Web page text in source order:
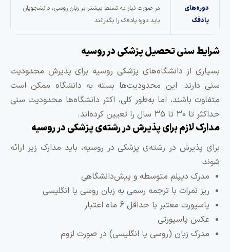
دوره‌های
پادفک
در صورت نیاز به تسلط بیشتر بر زبان روسی، دانشجویان
باید دوره پادفک را بگذرانند
سنی تحصیل پزشکی در روسیه
از دانشگاه‌های پزشکی روسیه برای پذیرش محدودیت
دارند. این محدودیت‌ها بسته به دانشگاه ممکن است
باشند، اما به‌طور کلی، اکثر دانشگاه‌ها محدودیت سنی
تا 30 تا 35 سال را تعیین کرده‌اند.
لازم برای پذیرش در رشته‌ی پزشکی در روسیه
پذیرش در رشته‌ی پزشکی در روسیه، باید مدارک زیر ارائه
مدرک دیپلم متوسطه و پیش‌دانشگاهی
ریز نمرات با ترجمه رسمی به زبان روسی یا انگلیسی
پاسپورت معتبر با حداقل 6 ماه اعتبار
عکس پاسپورتی
مدرک زبان (روسی یا انگلیسی) در صورت لزوم